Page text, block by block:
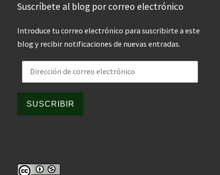
Suscríbete al blog por correo electrónico
Introduce tu correo electrónico para suscribirte a este
blog y recibir notificaciones de nuevas entradas.
Dirección de correo electrónico
SUSCRIBIR